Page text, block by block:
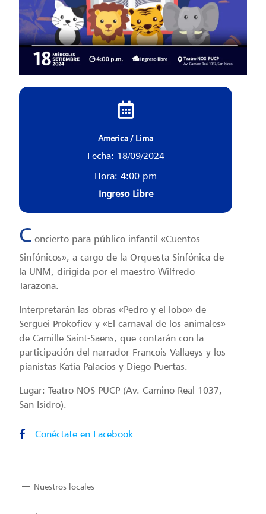
America / Lima
Fecha: 18/09/2024
Hora: 4:00 pm
Ingreso Libre
C oncierto para público infantil «Cuentos
Sinfónicos», a cargo de la Orquesta Sinfónica de
la UNM, dirigida por el maestro Wilfredo
Tarazona.
Interpretarán las obras «Pedro y el lobo» de
Serguei Prokofiev y «El carnaval de los animales»
de Camille Saint-Säens, que contarán con la
participación del narrador Francois Vallaeys y los
pianistas Katia Palacios y Diego Puertas.
Lugar: Teatro NOS PUCP (Av. Camino Real 1037,
San Isidro).
Conéctate en Facebook
Nuestros locales